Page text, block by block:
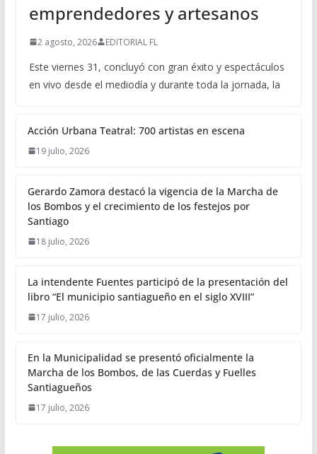
emprendedores y artesanos
2 agosto, 2026 EDITORIAL FL
Este viernes 31, concluyó con gran éxito y espectáculos
en vivo desde el mediodía y durante toda la jornada, la
Acción Urbana Teatral: 700 artistas en escena
19 julio, 2026
Gerardo Zamora destacó la vigencia de la Marcha de
los Bombos y el crecimiento de los festejos por
Santiago
18 julio, 2026
La intendente Fuentes participó de la presentación del
libro “El municipio santiagueño en el siglo XVIII”
17 julio, 2026
En la Municipalidad se presentó oficialmente la
Marcha de los Bombos, de las Cuerdas y Fuelles
Santiagueños
17 julio, 2026